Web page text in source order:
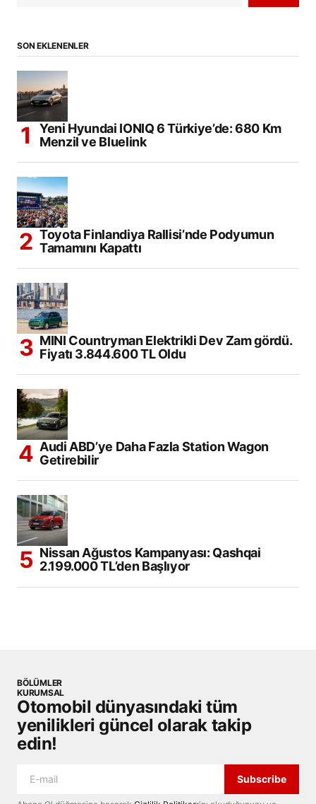
SON EKLENENLER
Yeni Hyundai IONIQ 6 Türkiye’de: 680 Km
Menzil ve Bluelink
Toyota Finlandiya Rallisi’nde Podyumun
Tamamını Kapattı
MINI Countryman Elektrikli Dev Zam gördü.
Fiyatı 3.844.600 TL Oldu
Audi ABD’ye Daha Fazla Station Wagon
Getirebilir
Nissan Ağustos Kampanyası: Qashqai
2.199.000 TL’den Başlıyor
BÖLÜMLER
KURUMSAL
Otomobil dünyasındaki tüm
yenilikleri güncel olarak takip
edin!
Subscribe